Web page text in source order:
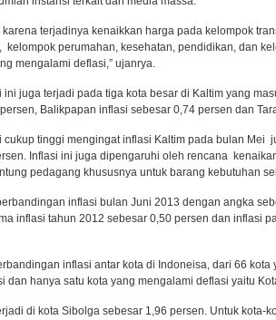
karena terjadinya kenaikkan harga pada kelompok
kelompok perumahan, kesehatan, pendidikan, dan
mengalami deflasi,” ujanrya.
ini juga terjadi pada tiga kota besar di Kaltim yang
Balikpapan inflasi sebesar 0,74 persen dan
cukup tinggi mengingat inflasi Kaltim pada bulan Mei
Inflasi ini juga dipengaruhi oleh rencana
pedagang khususnya untuk barang kebutuhan
inflasi bulan Juni 2013 dengan angka
inflasi tahun 2012 sebesar 0,50 persen dan inflasi
inflasi antar kota di Indoneisa, dari 66 kota
dan hanya satu kota yang mengalami deflasi yaitu
di kota Sibolga sebesar 1,96 persen. Untuk kota-